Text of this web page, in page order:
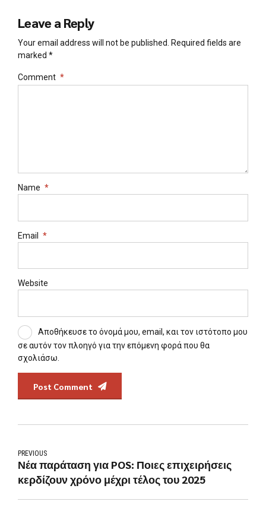
Leave a Reply
Your email address will not be published. Required fields are
marked *
Comment *
Name *
Email *
Website
Αποθήκευσε το όνομά μου, email, και τον ιστότοπο μου
σε αυτόν τον πλοηγό για την επόμενη φορά που θα
σχολιάσω.
Post Comment
PREVIOUS
Νέα παράταση για POS: Ποιες επιχειρήσεις
κερδίζουν χρόνο μέχρι τέλος του 2025